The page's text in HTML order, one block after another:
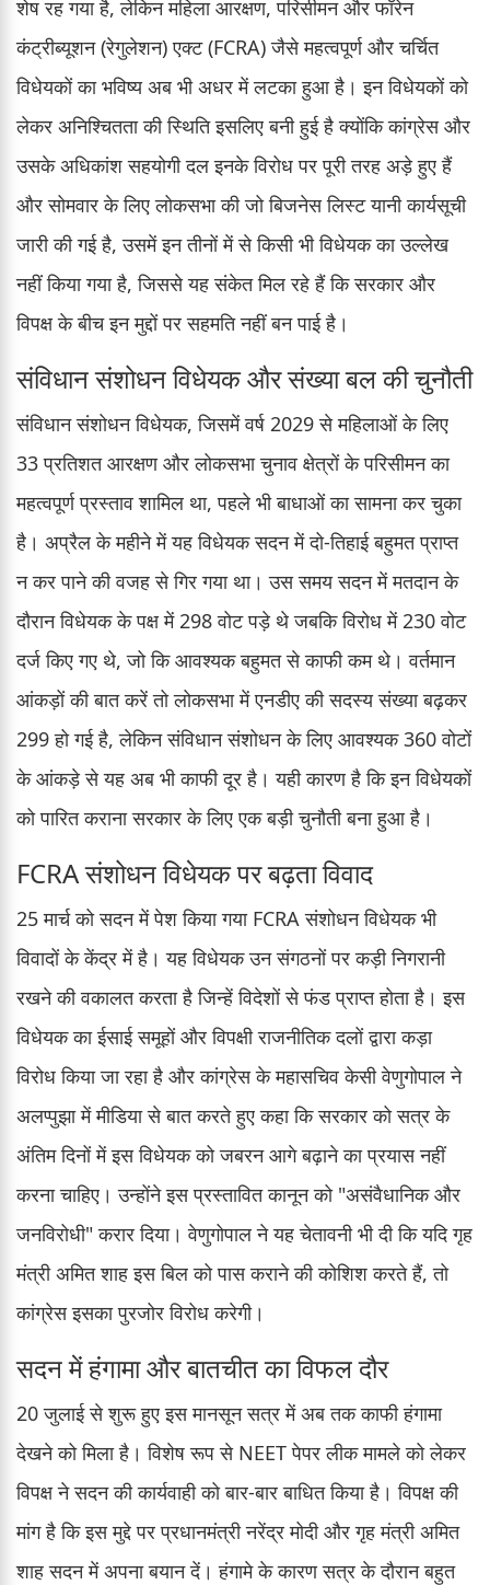
शेष रह गया है, लेकिन महिला आरक्षण, परिसीमन और फॉरेन
कंट्रीब्यूशन (रेगुलेशन) एक्ट (FCRA) जैसे महत्वपूर्ण और चर्चित
विधेयकों का भविष्य अब भी अधर में लटका हुआ है। इन विधेयकों को
लेकर अनिश्चितता की स्थिति इसलिए बनी हुई है क्योंकि कांग्रेस और
उसके अधिकांश सहयोगी दल इनके विरोध पर पूरी तरह अड़े हुए हैं
और सोमवार के लिए लोकसभा की जो बिजनेस लिस्ट यानी कार्यसूची
जारी की गई है, उसमें इन तीनों में से किसी भी विधेयक का उल्लेख
नहीं किया गया है, जिससे यह संकेत मिल रहे हैं कि सरकार और
विपक्ष के बीच इन मुद्दों पर सहमति नहीं बन पाई है।
संविधान संशोधन विधेयक और संख्या बल की चुनौती
संविधान संशोधन विधेयक, जिसमें वर्ष 2029 से महिलाओं के लिए
33 प्रतिशत आरक्षण और लोकसभा चुनाव क्षेत्रों के परिसीमन का
महत्वपूर्ण प्रस्ताव शामिल था, पहले भी बाधाओं का सामना कर चुका
है। अप्रैल के महीने में यह विधेयक सदन में दो-तिहाई बहुमत प्राप्त
न कर पाने की वजह से गिर गया था। उस समय सदन में मतदान के
दौरान विधेयक के पक्ष में 298 वोट पड़े थे जबकि विरोध में 230 वोट
दर्ज किए गए थे, जो कि आवश्यक बहुमत से काफी कम थे। वर्तमान
आंकड़ों की बात करें तो लोकसभा में एनडीए की सदस्य संख्या बढ़कर
299 हो गई है, लेकिन संविधान संशोधन के लिए आवश्यक 360 वोटों
के आंकड़े से यह अब भी काफी दूर है। यही कारण है कि इन विधेयकों
को पारित कराना सरकार के लिए एक बड़ी चुनौती बना हुआ है।
FCRA संशोधन विधेयक पर बढ़ता विवाद
25 मार्च को सदन में पेश किया गया FCRA संशोधन विधेयक भी
विवादों के केंद्र में है। यह विधेयक उन संगठनों पर कड़ी निगरानी
रखने की वकालत करता है जिन्हें विदेशों से फंड प्राप्त होता है। इस
विधेयक का ईसाई समूहों और विपक्षी राजनीतिक दलों द्वारा कड़ा
विरोध किया जा रहा है और कांग्रेस के महासचिव केसी वेणुगोपाल ने
अलप्पुझा में मीडिया से बात करते हुए कहा कि सरकार को सत्र के
अंतिम दिनों में इस विधेयक को जबरन आगे बढ़ाने का प्रयास नहीं
करना चाहिए। उन्होंने इस प्रस्तावित कानून को "असंवैधानिक और
जनविरोधी" करार दिया। वेणुगोपाल ने यह चेतावनी भी दी कि यदि गृह
मंत्री अमित शाह इस बिल को पास कराने की कोशिश करते हैं, तो
कांग्रेस इसका पुरजोर विरोध करेगी।
सदन में हंगामा और बातचीत का विफल दौर
20 जुलाई से शुरू हुए इस मानसून सत्र में अब तक काफी हंगामा
देखने को मिला है। विशेष रूप से NEET पेपर लीक मामले को लेकर
विपक्ष ने सदन की कार्यवाही को बार-बार बाधित किया है। विपक्ष की
मांग है कि इस मुद्दे पर प्रधानमंत्री नरेंद्र मोदी और गृह मंत्री अमित
शाह सदन में अपना बयान दें। हंगामे के कारण सत्र के दौरान बहुत